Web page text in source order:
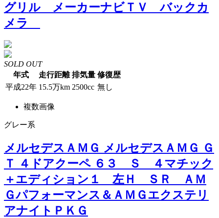
グリル メーカーナビＴＶ バックカ
メラ
SOLD OUT
年式
走行距離 排気量 修復歴
平成22年 15.5万km 2500cc 無し
複数画像
グレー系
メルセデスＡＭＧ メルセデスＡＭＧ Ｇ
Ｔ ４ドアクーペ ６３ Ｓ ４マチック
＋エディション１ 左Ｈ ＳＲ ＡＭ
Ｇパフォーマンス＆ＡＭＧエクステリ
アナイトＰＫＧ